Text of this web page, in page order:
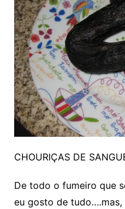
CHOURIÇAS DE
De todo o fumeiro que
eu gosto de tudo….mas,